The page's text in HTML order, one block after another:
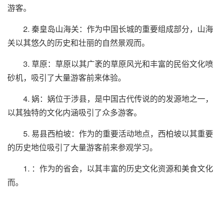
游客。
2. 秦皇岛山海关：作为中国长城的重要组成部分，山海
关以其悠久的历史和壮丽的自然景观而。
3. 草原：草原以其广袤的草原风光和丰富的民俗文化喷
砂机，吸引了大量游客前来体验。
4. 娲：娲位于涉县，是中国古代传说的的发源地之一，
以其独特的文化内涵吸引了众多游客。
5. 易县西柏坡：作为的重要活动地点，西柏坡以其重要
的历史地位吸引了大量游客前来参观学习。
1. ：作为的省会，以其丰富的历史文化资源和美食文化
而。